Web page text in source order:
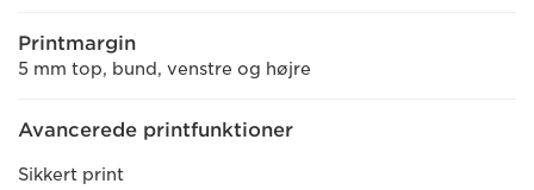
Printmargin
5 mm top, bund, venstre og højre
Avancerede printfunktioner
Sikkert print